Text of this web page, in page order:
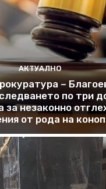
АКТУАЛНО
–
по три
за незаконно
от рода на